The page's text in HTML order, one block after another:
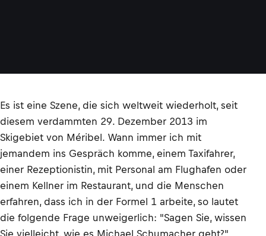
Es ist eine Szene, die sich weltweit wiederholt, seit
diesem verdammten 29. Dezember 2013 im
Skigebiet von Méribel. Wann immer ich mit
jemandem ins Gespräch komme, einem Taxifahrer,
einer Rezeptionistin, mit Personal am Flughafen oder
einem Kellner im Restaurant, und die Menschen
erfahren, dass ich in der Formel 1 arbeite, so lautet
die folgende Frage unweigerlich: "Sagen Sie, wissen
Sie vielleicht, wie es Michael Schumacher geht?"